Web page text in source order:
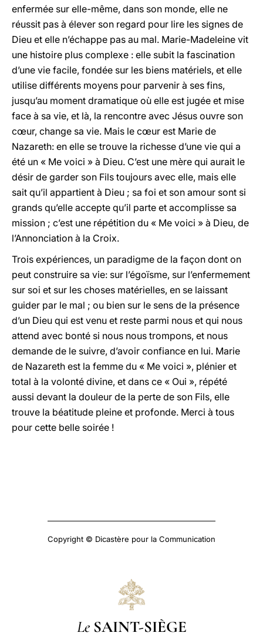
enfermée sur elle-même, dans son monde, elle ne
réussit pas à élever son regard pour lire les signes de
Dieu et elle n’échappe pas au mal. Marie-Madeleine vit
une histoire plus complexe : elle subit la fascination
d’une vie facile, fondée sur les biens matériels, et elle
utilise différents moyens pour parvenir à ses fins,
jusqu’au moment dramatique où elle est jugée et mise
face à sa vie, et là, la rencontre avec Jésus ouvre son
cœur, change sa vie. Mais le cœur est Marie de
Nazareth: en elle se trouve la richesse d’une vie qui a
été un « Me voici » à Dieu. C’est une mère qui aurait le
désir de garder son Fils toujours avec elle, mais elle
sait qu’il appartient à Dieu ; sa foi et son amour sont si
grands qu’elle accepte qu’il parte et accomplisse sa
mission ; c’est une répétition du « Me voici » à Dieu, de
l’Annonciation à la Croix.
Trois expériences, un paradigme de la façon dont on
peut construire sa vie: sur l’égoïsme, sur l’enfermement
sur soi et sur les choses matérielles, en se laissant
guider par le mal ; ou bien sur le sens de la présence
d’un Dieu qui est venu et reste parmi nous et qui nous
attend avec bonté si nous nous trompons, et nous
demande de le suivre, d’avoir confiance en lui. Marie
de Nazareth est la femme du « Me voici », plénier et
total à la volonté divine, et dans ce « Oui », répété
aussi devant la douleur de la perte de son Fils, elle
trouve la béatitude pleine et profonde. Merci à tous
pour cette belle soirée !
Copyright © Dicastère pour la Communication
Le SAINT-SIÈGE